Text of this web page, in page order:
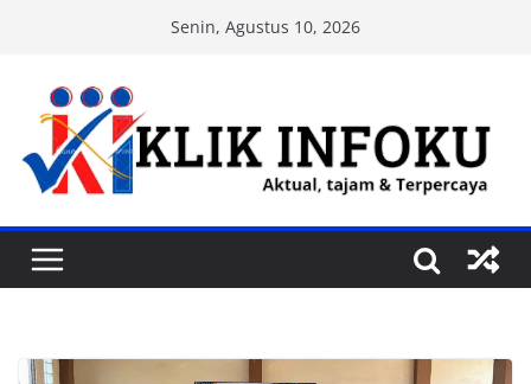
content
Senin, Agustus 10, 2026